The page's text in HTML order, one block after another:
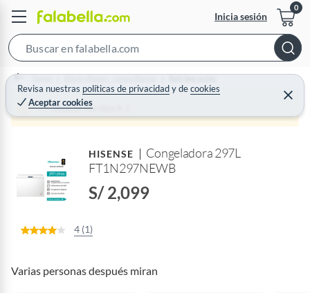
Inicia sesión
e
a
c
B
a
Revisa nuestras políticas de privacidadydecookies
Aceptar cookies
C
e
r
Home Electrohogar - Línea blanca Refrigeración
Producto sin stock :(
HISENSE
Congeladora 297L
FT1N297NEWB
S/ 2,099
4 (1)
Varias personas después miran